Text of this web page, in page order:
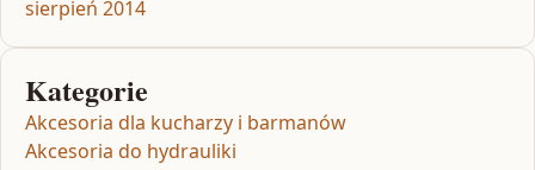
sierpień 2014
Kategorie
Akcesoria dla kucharzy i barmanów
Akcesoria do hydrauliki